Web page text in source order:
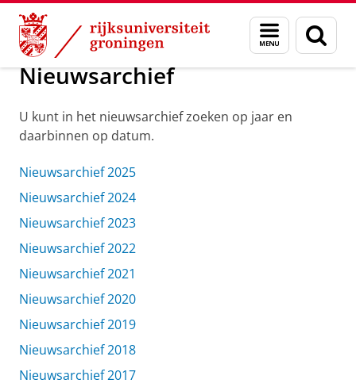
Skip
Content
Skip
Navigation
Menu
en
zoeken
Over ons Actueel Nieuws
Nieuwsarchief
U kunt in het nieuwsarchief zoeken op jaar en
daarbinnen op datum.
Nieuwsarchief 2025
Nieuwsarchief 2024
Nieuwsarchief 2023
Nieuwsarchief 2022
Nieuwsarchief 2021
Nieuwsarchief 2020
Nieuwsarchief 2019
Nieuwsarchief 2018
Nieuwsarchief 2017